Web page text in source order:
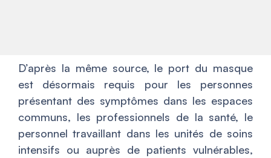
D’après la même source, le port du masque
est désormais requis pour les personnes
présentant des symptômes dans les espaces
communs, les professionnels de la santé, le
personnel travaillant dans les unités de soins
intensifs ou auprès de patients vulnérables,